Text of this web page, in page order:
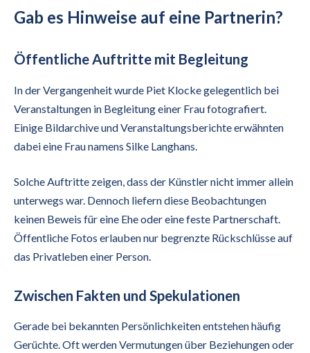
Gab es Hinweise auf eine Partnerin?
Öffentliche Auftritte mit Begleitung
In der Vergangenheit wurde Piet Klocke gelegentlich bei
Veranstaltungen in Begleitung einer Frau fotografiert.
Einige Bildarchive und Veranstaltungsberichte erwähnten
dabei eine Frau namens Silke Langhans.
Solche Auftritte zeigen, dass der Künstler nicht immer allein
unterwegs war. Dennoch liefern diese Beobachtungen
keinen Beweis für eine Ehe oder eine feste Partnerschaft.
Öffentliche Fotos erlauben nur begrenzte Rückschlüsse auf
das Privatleben einer Person.
Zwischen Fakten und Spekulationen
Gerade bei bekannten Persönlichkeiten entstehen häufig
Gerüchte. Oft werden Vermutungen über Beziehungen oder